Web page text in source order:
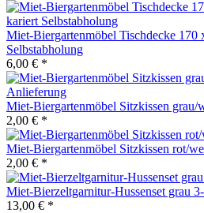
Miet-Biergartenmöbel Tischdecke 170
Selbstabholung
6,00 € *
Miet-Biergartenmöbel Sitzkissen
2,00 € *
Miet-Biergartenmöbel Sitzkissen rot/
2,00 € *
Miet-Bierzeltgarnitur-Hussenset grau
13,00 € *